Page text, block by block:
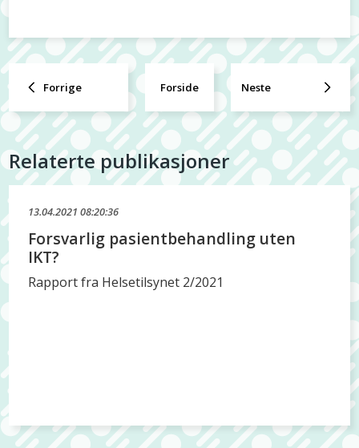
Forrige Forside Neste
Relaterte publikasjoner
13.04.2021 08:20:36
Forsvarlig pasientbehandling uten
IKT?
Rapport fra Helsetilsynet 2/2021